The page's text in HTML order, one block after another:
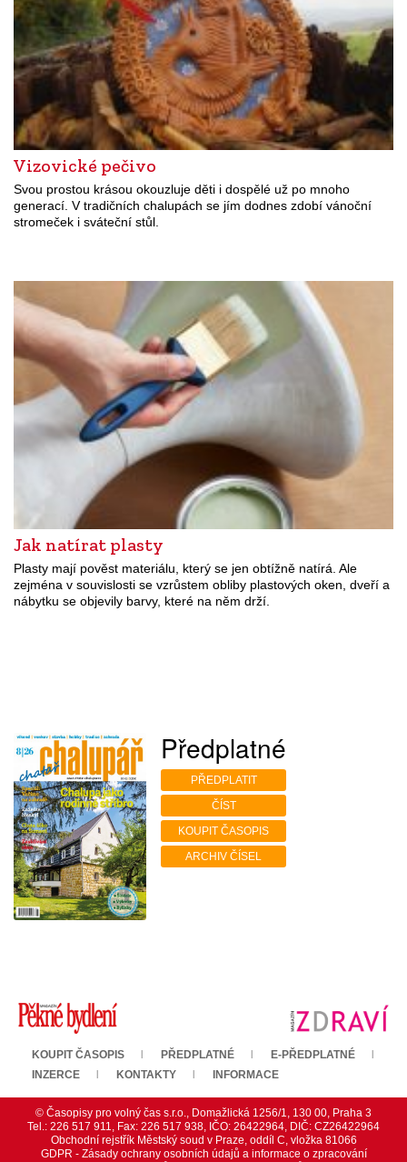
Vizovické pečivo
Svou prostou krásou okouzluje děti i dospělé už po mnoho
generací. V tradičních chalupách se jím dodnes zdobí vánoční
stromeček i sváteční stůl.
Jak natírat plasty
Plasty mají pověst materiálu, který se jen obtížně natírá. Ale
zejména v souvislosti se vzrůstem obliby plastových oken, dveří a
nábytku se objevily barvy, které na něm drží.
Předplatné
PŘEDPLATIT
ČÍST
KOUPIT ČASOPIS
ARCHIV ČÍSEL
KOUPIT ČASOPIS PŘEDPLATNÉ
E-PŘEDPLATNÉ
INZERCE
KONTAKTY INFORMACE
© Časopisy pro volný čas s.r.o., Domažlická 1256/1, 130 00, Praha 3
Tel.: 226 517 911, Fax: 226 517 938, IČO: 26422964, DIČ: CZ26422964
Obchodní rejstřík Městský soud v Praze, oddíl C, vložka 81066
GDPR - Zásady ochrany osobních údajů a informace o zpracování